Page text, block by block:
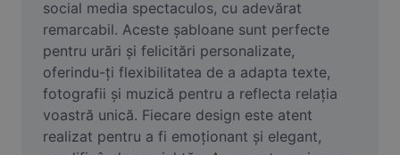
Face Cutout
Videoclip
Eliminare fundal video
Îmbunătățirea calității
social media spectaculos, cu adevărat
remarcabil. Aceste șabloane sunt perfecte
pentru urări și felicitări personalizate,
oferindu-ți flexibilitatea de a adapta texte,
fotografii și muzică pentru a reflecta relația
voastră unică. Fiecare design este atent
realizat pentru a fi emoționant și elegant,